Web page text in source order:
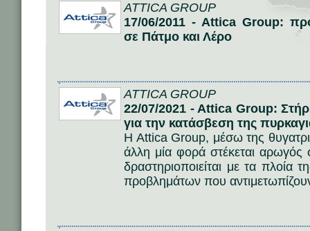
ATTICA GROUP
17/06/2011 - Attica Group:
σε Πάτμο και Λέρο
ATTICA GROUP
22/07/2021 - Attica Group:
για την κατάσβεση της
H Attica Group, μέσω της
άλλη μία φορά στέκεται
δραστηριοποιείται με τα πλοία
προβλημάτων που